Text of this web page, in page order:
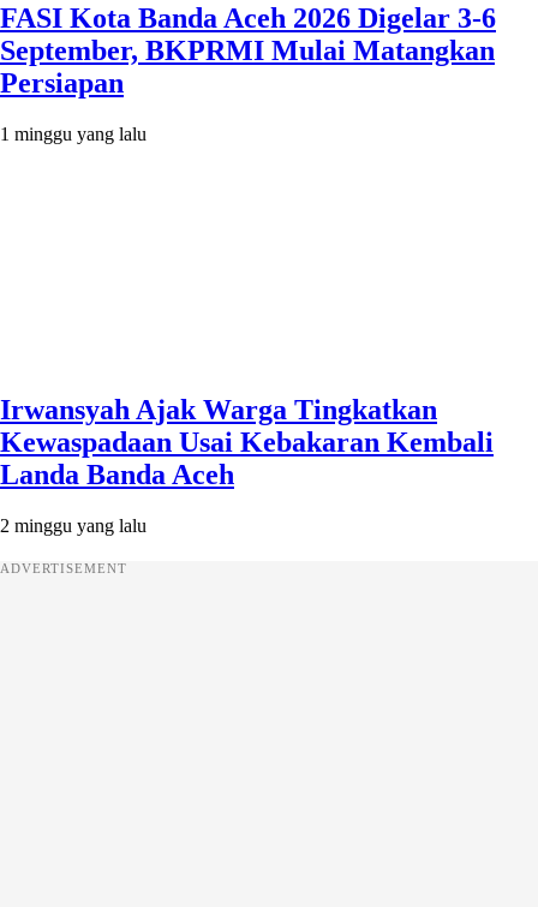
FASI Kota Banda Aceh 2026 Digelar 3-6
September, BKPRMI Mulai Matangkan
Persiapan
1 minggu yang lalu
Irwansyah Ajak Warga Tingkatkan
Kewaspadaan Usai Kebakaran Kembali
Landa Banda Aceh
2 minggu yang lalu
ADVERTISEMENT